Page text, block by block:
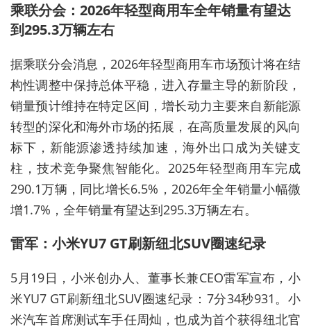
乘联分会：2026年轻型商用车全年销量有望达
到295.3万辆左右
据乘联分会消息， 2026年轻型商用车市场预计将在结
构性调整中保持总体平稳，进入存量主导的新阶段，
销量预计维持在特定区间，增长动力主要来自新能源
转型的深化和海外市场的拓展，在高质量发展的风向
标下，新能源渗透持续加速，海外出口成为关键支
柱，技术竞争聚焦智能化。 2025年轻型商用车完成
290.1万辆，同比增长6.5%，2026年全年销量小幅微
增1.7%，全年销量有望达到295.3万辆左右。
雷军：小米YU7 GT刷新纽北SUV圈速纪录
5月19日，小米创办人、董事长兼CEO雷军宣布，小
米YU7 GT刷新纽北SUV圈速纪录：7分34秒931。小
米汽车首席测试车手任周灿，也成为首个获得纽北官